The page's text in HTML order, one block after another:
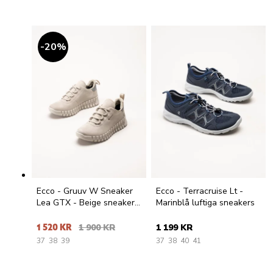
20%
Ecco - Gruuv W Sneaker
Lea GTX - Beige sneakers
1 520 KR 1 900 KR
37 38 39
Ecco - Terracruise Lt -
Marinblå luftiga sneakers
1 199 KR
37 38 40 41